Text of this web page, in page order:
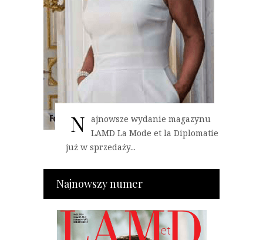
N ajnowsze wydanie magazynu
LAMD La Mode et la Diplomatie
już w sprzedaży...
Najnowszy numer